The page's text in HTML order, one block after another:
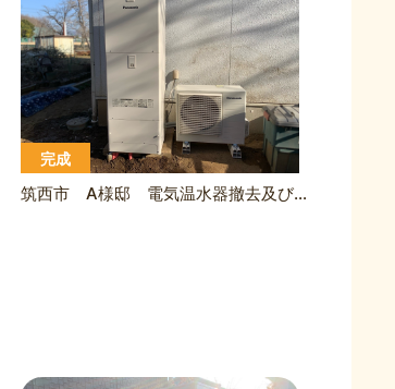
完成
筑西市 A様邸 電気温水器撤去及びエコキュート設置工事